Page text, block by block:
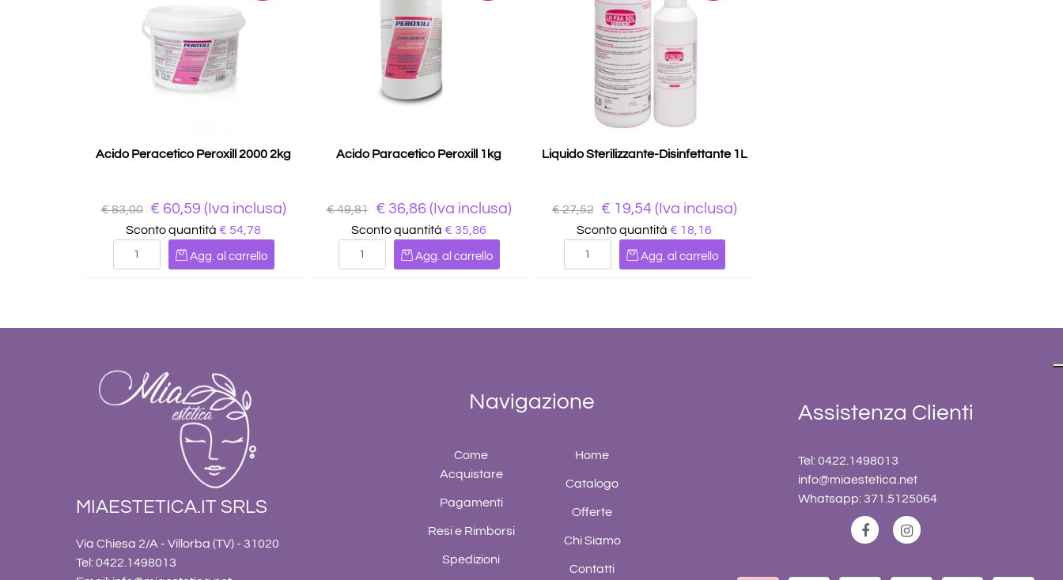
Acido Peracetico Peroxill 2000 2kg
€ 83,00 € 60,59 (Iva inclusa)
Sconto quantità € 54,78
Quantità
Agg. al carrello
Acido Paracetico Peroxill 1kg
€ 49,81 € 36,86(Iva inclusa)
Sconto quantità € 35,86
Quantità
Agg. al carrello
Liquido Sterilizzante-Disinfettante 1L
€ 27,52 € 19,54(Iva inclusa)
Sconto quantità € 18,16
Quantità
Agg. al carrello
MIAESTETICA.IT SRLS
Via Chiesa 2/A - Villorba (TV) - 31020
Tel: 0422.1498013
Navigazione
Come
Acquistare
Pagamenti
Resi e Rimborsi
Spedizioni
Home
Catalogo
Offerte
Chi Siamo
Contatti
Assistenza Clienti
Tel: 0422.1498013
info@miaestetica.net
Whatsapp: 371.5125064